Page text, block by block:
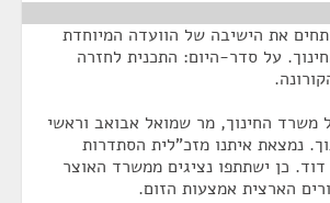
את הישיבה של הוועדה המיוחדת
על סדר-היום: התכנית לחזרה
משרד החינוך, מר שמואל אבואב וראשי
נמצאת איתנו מזכ"לית הסתדרות
כן ישתתפו נציגים ממשרד האוצר
הארצית אמצעות הזום.